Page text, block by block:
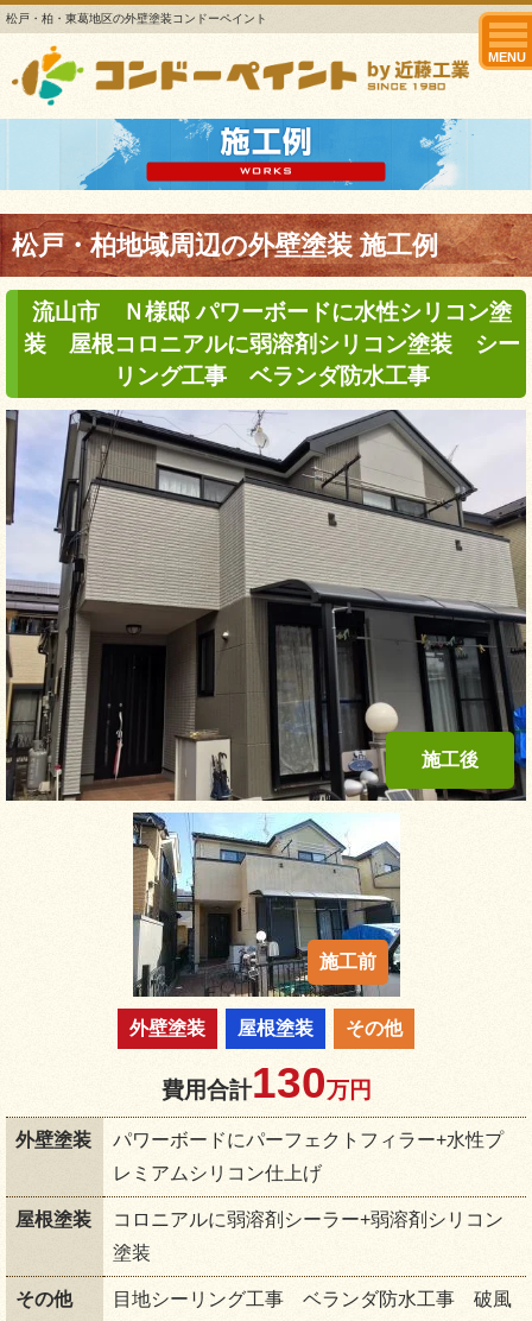
松戸・柏・東葛地区の外壁塗装コンドーペイント
MENU
松戸・柏地域周辺の外壁塗装 施工例
流山市 Ｎ様邸 パワーボードに水性シリコン塗
装 屋根コロニアルに弱溶剤シリコン塗装 シー
リング工事 ベランダ防水工事
外壁塗装 屋根塗装 その他
費用合計130万円
外壁塗装
パワーボードにパーフェクトフィラー+水性プ
レミアムシリコン仕上げ
屋根塗装
コロニアルに弱溶剤シーラー+弱溶剤シリコン
塗装
その他
目地シーリング工事 ベランダ防水工事 破風